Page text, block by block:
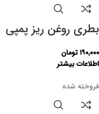
بطری روغن ریز پمپی
۱۹۰,۰۰۰تومان
اطلاعات بیشتر
فروخته شده